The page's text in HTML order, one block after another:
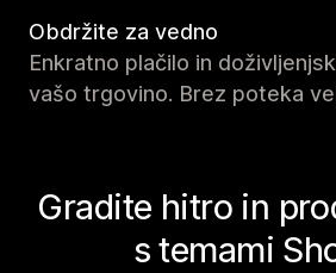
Obdržite za vedno
Enkratno plačilo in
vašo trgovino. Brez poteka
Gradite hitro in
s temami